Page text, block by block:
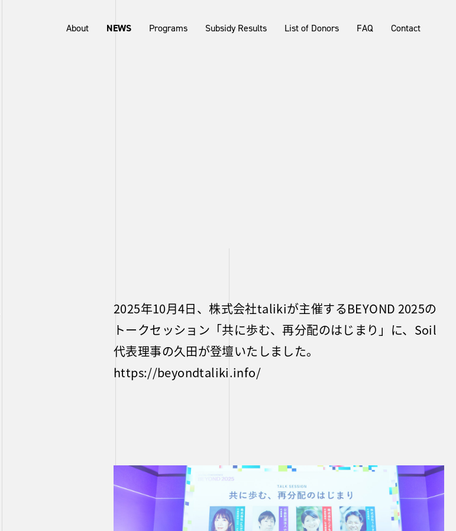
About NEWS Programs Subsidy Results List of Donors FAQ Contact
2025年10月4日、株式会社talikiが主催するBEYOND 2025の
トークセッション「共に歩む、再分配のはじまり」に、Soil
代表理事の久田が登壇いたしました。
https://beyondtaliki.info/